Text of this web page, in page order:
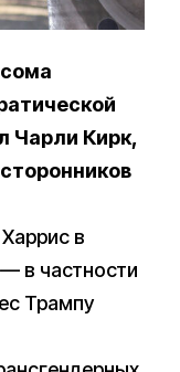
Чарли Кирк,
в
в частности
Трампу